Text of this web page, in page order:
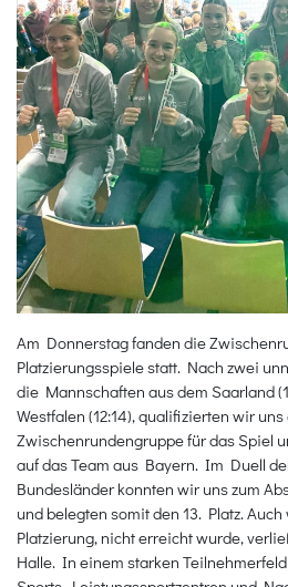
Am Donnerstag fanden die
Platzierungsspiele statt. Nach zwei
die Mannschaften aus dem Saarland
Westfalen (12:14), qualifizierten wir
Zwischenrundengruppe für das Spiel
auf das Team aus Bayern. Im Duell
Bundesländer konnten wir uns zum
und belegten somit den 13. Platz.
Platzierung, nicht erreicht wurde,
Halle. In einem starken